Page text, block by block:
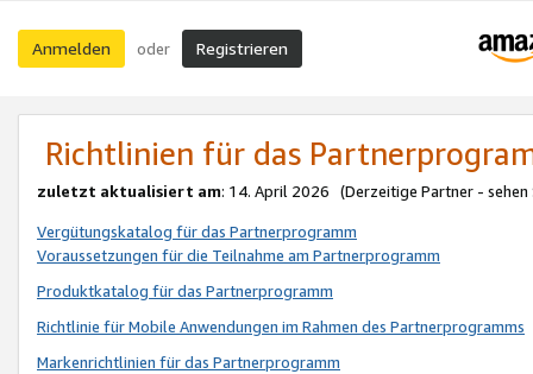
Anmelden oder Registrieren
Richtlinien für das
zuletzt aktualisiert am: 14. April 2026 (Derzeitige Partner - sehen
Vergütungskatalog für das Partnerprogramm
Voraussetzungen für die Teilnahme am Partnerprogramm
Produktkatalog für das Partnerprogramm
Richtlinie für Mobile Anwendungen im Rahmen des Partnerprogramms
Markenrichtlinien für das Partnerprogramm